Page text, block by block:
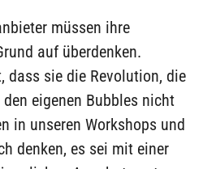
müssen ihre
auf überdenken.
dass sie die Revolution, die
eigenen Bubbles nicht
in unseren Workshops und
denken, es sei mit einer